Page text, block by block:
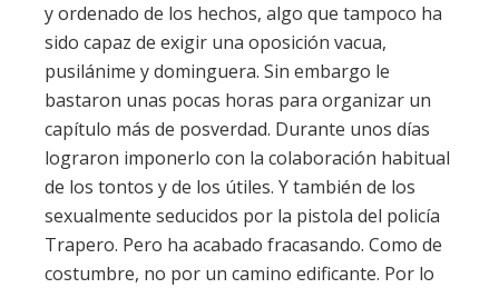
y ordenado de los hechos, algo que tampoco ha
sido capaz de exigir una oposición vacua,
pusilánime y dominguera. Sin embargo le
bastaron unas pocas horas para organizar un
capítulo más de posverdad. Durante unos días
lograron imponerlo con la colaboración habitual
de los tontos y de los útiles. Y también de los
sexualmente seducidos por la pistola del policía
Trapero. Pero ha acabado fracasando. Como de
costumbre, no por un camino edificante. Por lo